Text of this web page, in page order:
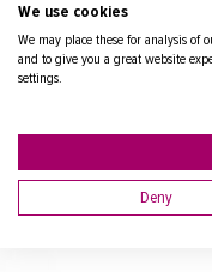
TAKKin hiilijalanjälki
We use cookies
We may place these for analysis of
and to give you a great website
settings.
Deny